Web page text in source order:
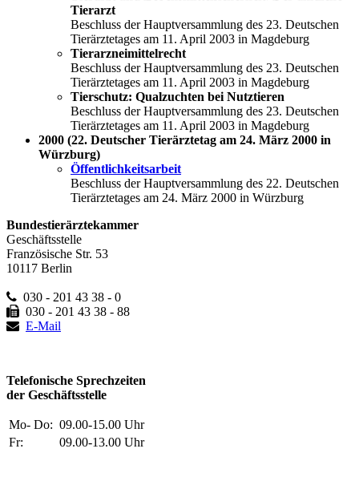
Tierarzt
Beschluss der Hauptversammlung des 23. Deutschen
Tierärztetages am 11. April 2003 in Magdeburg
Tierarzneimittelrecht
Beschluss der Hauptversammlung des 23. Deutschen
Tierärztetages am 11. April 2003 in Magdeburg
Tierschutz: Qualzuchten bei Nutztieren
Beschluss der Hauptversammlung des 23. Deutschen
Tierärztetages am 11. April 2003 in Magdeburg
2000 (22. Deutscher Tierärztetag am 24. März 2000 in
Würzburg)
Öffentlichkeitsarbeit
Beschluss der Hauptversammlung des 22. Deutschen
Tierärztetages am 24. März 2000 in Würzburg
Bundestierärztekammer
Geschäftsstelle
Französische Str. 53
10117 Berlin
030 - 201 43 38 - 0
030 - 201 43 38 - 88
E-Mail
Telefonische Sprechzeiten
der Geschäftsstelle
Mo- Do: 09.00-15.00 Uhr
Fr:
09.00-13.00 Uhr